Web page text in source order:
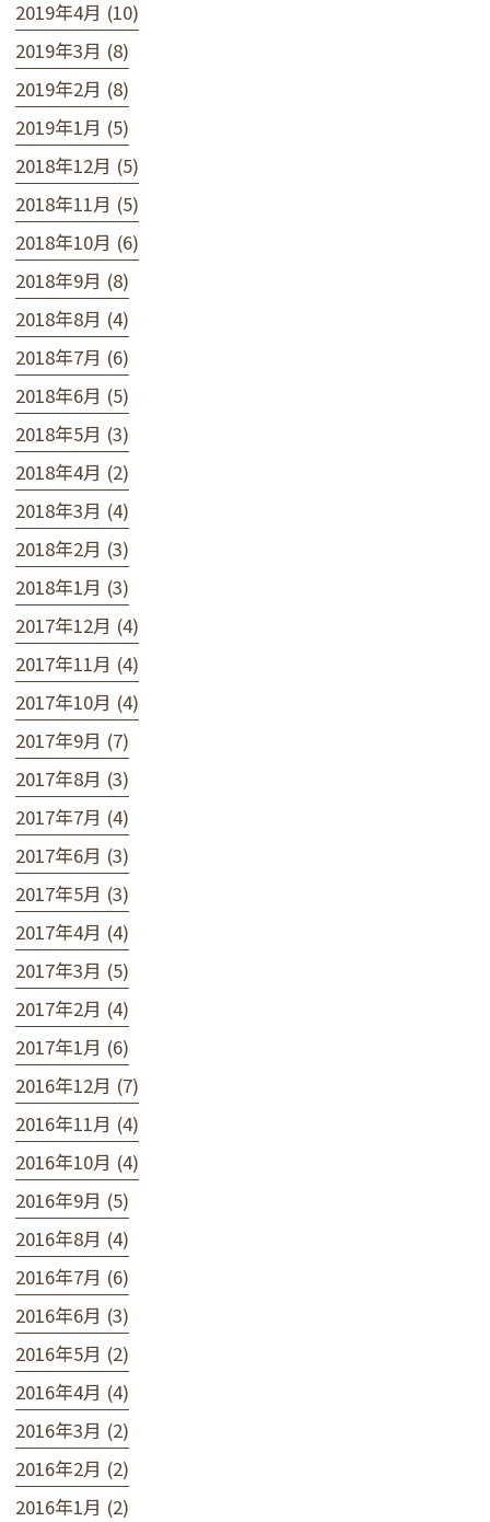
2019年4月 (10)
2019年3月 (8)
2019年2月 (8)
2019年1月 (5)
2018年12月 (5)
2018年11月 (5)
2018年10月 (6)
2018年9月 (8)
2018年8月 (4)
2018年7月 (6)
2018年6月 (5)
2018年5月 (3)
2018年4月 (2)
2018年3月 (4)
2018年2月 (3)
2018年1月 (3)
2017年12月 (4)
2017年11月 (4)
2017年10月 (4)
2017年9月 (7)
2017年8月 (3)
2017年7月 (4)
2017年6月 (3)
2017年5月 (3)
2017年4月 (4)
2017年3月 (5)
2017年2月 (4)
2017年1月 (6)
2016年12月 (7)
2016年11月 (4)
2016年10月 (4)
2016年9月 (5)
2016年8月 (4)
2016年7月 (6)
2016年6月 (3)
2016年5月 (2)
2016年4月 (4)
2016年3月 (2)
2016年2月 (2)
2016年1月 (2)